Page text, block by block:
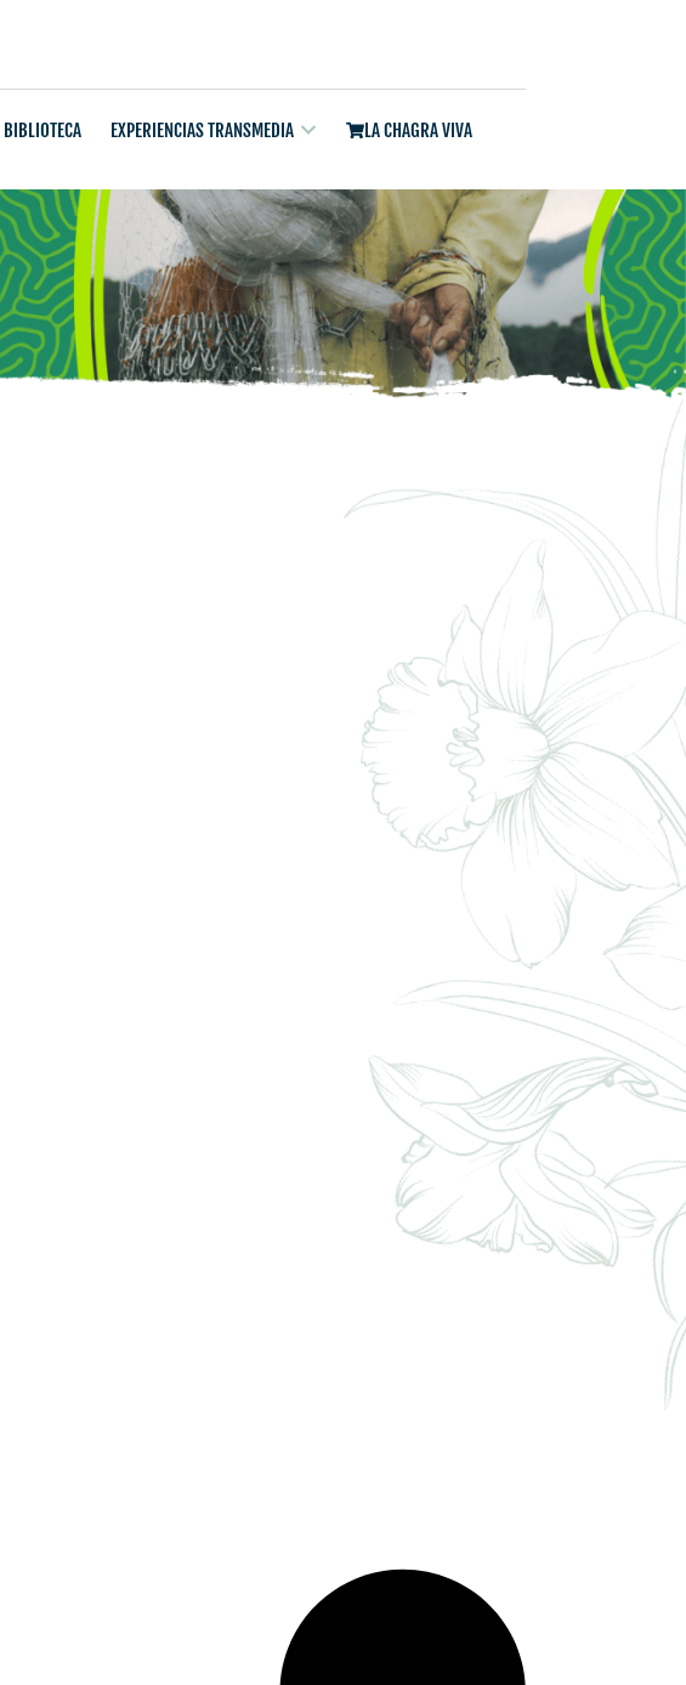
BIBLIOTECA EXPERIENCIAS TRANSMEDIA LA CHAGRA VIVA